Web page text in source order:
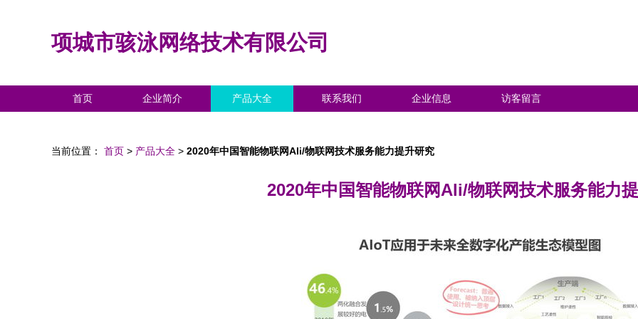
项城市骇泳网络技术有限公司
首页 企业简介 产品大全 联系我们 企业信息 访客留言
当前位置： 首页 > 产品大全 > 2020年中国智能物联网Ali/物联网技术服务能力提升研究
2020年中国智能物联网Ali/物联网技术服务能力